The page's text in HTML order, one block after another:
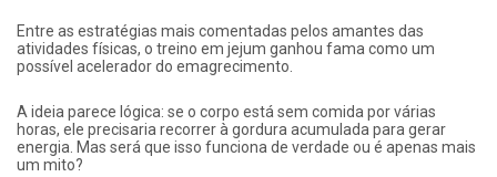
Entre as estratégias mais comentadas pelos amantes das
atividades físicas, o treino em jejum ganhou fama como um
possível acelerador do emagrecimento.
A ideia parece lógica: se o corpo está sem comida por várias
horas, ele precisaria recorrer à gordura acumulada para gerar
energia. Mas será que isso funciona de verdade ou é apenas mais
um mito?